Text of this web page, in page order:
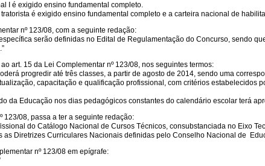
I é exigido ensino fundamental completo.
é exigido ensino fundamental completo e a carteira nacional de
nº 123/08, com a seguinte redação:
serão definidas no Edital de Regulamentação do Concurso, sendo
art. 15 da Lei Complementar nº 123/08, nos seguintes termos:
progredir até três classes, a partir de agosto de 2014, sendo uma
capacitação e qualificação profissional, com critérios estabelecidos
da Educação nos dias pedagógicos constantes do calendário escolar terá
123/08, passa a ter a seguinte redação:
do Catálogo Nacional de Cursos Técnicos, consubstanciada no Eixo
Diretrizes Curriculares Nacionais definidas pelo Conselho Nacional de
nº 123/08 em epígrafe: